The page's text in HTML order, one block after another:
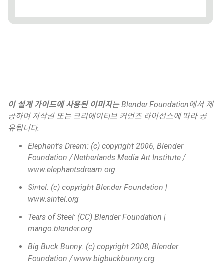
이 설계 가이드에 사용된 이미지는 Blender Foundation에서 제
공하며 저작권 또는 크리에이티브 커먼즈 라이선스에 따라 공
유됩니다.
Elephant's Dream: (c) copyright 2006, Blender
Foundation / Netherlands Media Art Institute /
www.elephantsdream.org
Sintel: (c) copyright Blender Foundation |
www.sintel.org
Tears of Steel: (CC) Blender Foundation |
mango.blender.org
Big Buck Bunny: (c) copyright 2008, Blender
Foundation / www.bigbuckbunny.org